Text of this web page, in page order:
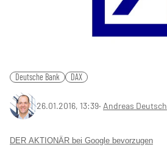
Deutsche Bank DAX
26.01.2016, 13:39‧ Andreas Deutsch
DER AKTIONÄR bei Google bevorzugen